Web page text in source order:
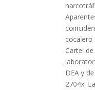
cocalero
Cartel
DEA y
2704x.